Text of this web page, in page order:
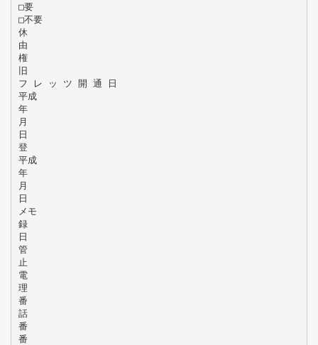
□要
□不要
休
由
権
旧
フ レ ッ ツ 開 通 日
平成
年
月
日
登
平成
年
月
日
メモ
録
日
管
止
電
理
番
話
番
番